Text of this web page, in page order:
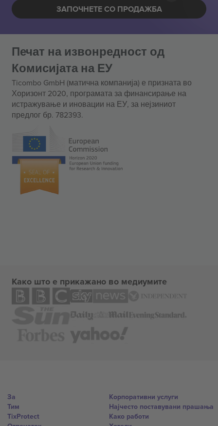
ЗАПОЧНЕТЕ СО ПРОДАЖБА
Печат на извонредност од
Комисијата на ЕУ
Ticombo GmbH (матична компанија) е призната во
Хоризонт 2020, програмата за финансирање на
истражување и иновации на ЕУ, за нејзиниот
предлог бр. 782393.
Како што е прикажано во медиумите
За
Тим
TixProtect
Корпоративни услуги
Најчесто поставувани прашања
Како работи